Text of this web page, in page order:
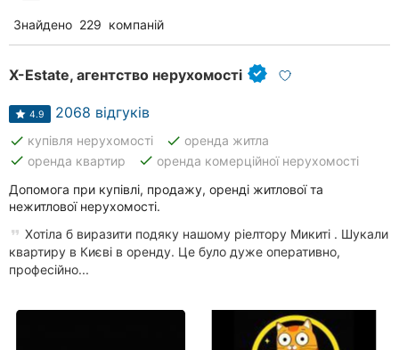
Приватні
клініки
Автошколи
Ресторани
Всі
рубрики
Всі
Знайдено 229 компаній
X-Estate, агентство нерухомості
4.9 2068 відгуків
done купівля нерухомості done оренда житла
done оренда квартир done оренда комерційної нерухомості
Допомога при купівлі, продажу, оренді житлової та
нежитлової нерухомості.
Хотіла б виразити подяку нашому ріелтору Микиті . Шукали
квартиру в Києві в оренду. Це було дуже оперативно,
професійно...